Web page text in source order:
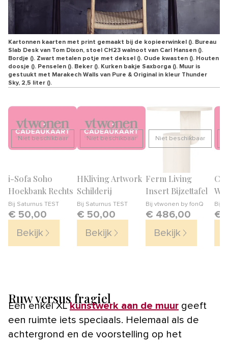
Kartonnen kaarten met print gemaakt bij de kopieerwinkel (). Bureau
Slab Desk van Tom Dixon, stoel CH23 walnoot van Carl Hansen ().
Bordje (). Zwart metalen potje met deksel (). Oude kwasten (). Houten
doosje (). Penselen (). Beker (). Kurken bakje Saxborga (). Muur is
gestuukt met Marakech Walls van Pure & Original in kleur Thunder
Sky, 2,5 liter ().
Niet beschikbaar
i-Sofa Soho
Hoekbank Rechts
Bij Saturnus TEST
€ 50,00
Bekijk
Niet beschikbaar
HKliving Artwork
Schilderij
Bij Saturnus TEST
€ 50,00
Bekijk
Niet beschikbaar
Ferm Living
Insert Bijzettafel
Bij vtwonen by fonQ
€ 486,00
Bekijk
Bij
€
Ruw versus fragiel
Eén enkel XLkunstwerk aan de muur geeft
een ruimte iets speciaals. Helemaal als de
achtergrond en de voorstelling op het